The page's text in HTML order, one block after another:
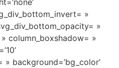
»
»
column_boxshadow= »
background=’bg_color’